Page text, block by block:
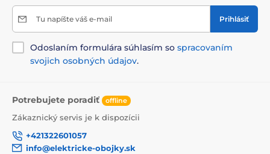
Tu napíšte váš e-mail Prihlásiť
Odoslaním formulára súhlasím so spracovaním
svojich osobných údajov.
Potrebujete poradiť offline
Zákaznický servis je k dispozícii
+421322601057
info@elektricke-obojky.sk